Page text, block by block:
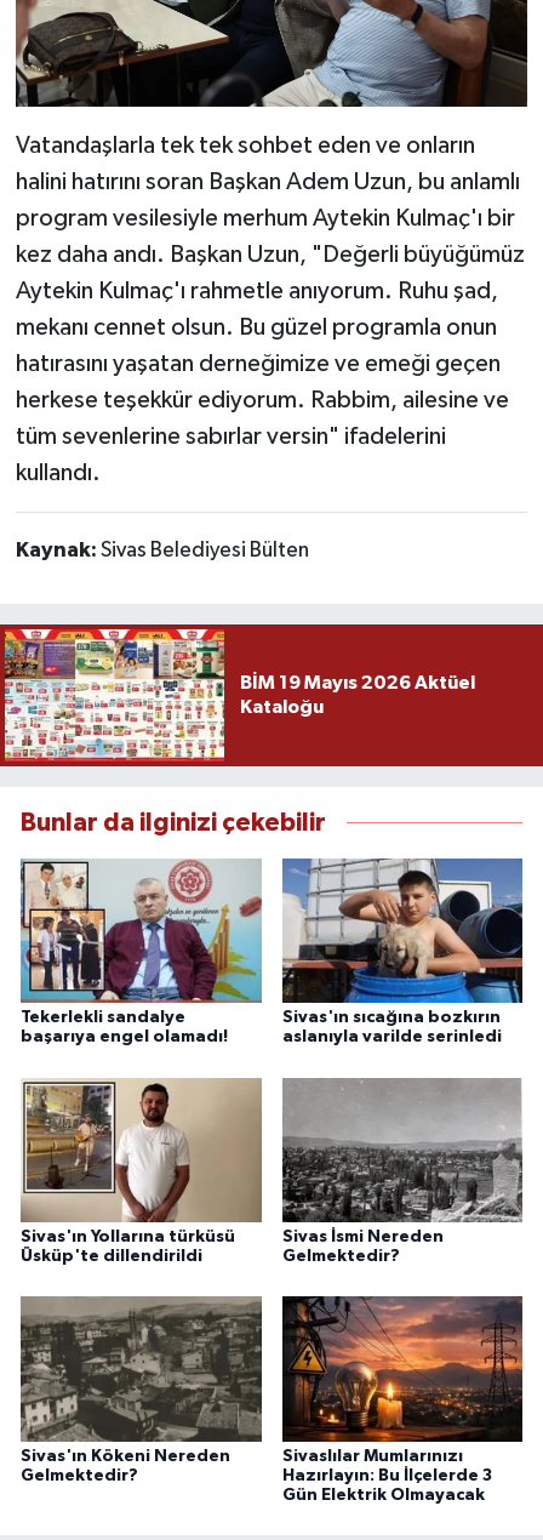
Vatandaşlarla tek tek sohbet eden ve onların
halini hatırını soran Başkan Adem Uzun, bu anlamlı
program vesilesiyle merhum Aytekin Kulmaç'ı bir
kez daha andı. Başkan Uzun, "Değerli büyüğümüz
Aytekin Kulmaç'ı rahmetle anıyorum. Ruhu şad,
mekanı cennet olsun. Bu güzel programla onun
hatırasını yaşatan derneğimize ve emeği geçen
herkese teşekkür ediyorum. Rabbim, ailesine ve
tüm sevenlerine sabırlar versin" ifadelerini
kullandı.
Kaynak: Sivas Belediyesi Bülten
BİM 19 Mayıs 2026 Aktüel
Kataloğu
Bunlar da ilginizi çekebilir
Tekerlekli sandalye
başarıya engel olamadı!
Sivas'ın sıcağına bozkırın
aslanıyla varilde serinledi
Sivas'ın Yollarına türküsü
Üsküp'te dillendirildi
Sivas İsmi Nereden
Gelmektedir?
Sivas'ın Kökeni Nereden
Gelmektedir?
Sivaslılar Mumlarınızı
Hazırlayın: Bu İlçelerde 3
Gün Elektrik Olmayacak